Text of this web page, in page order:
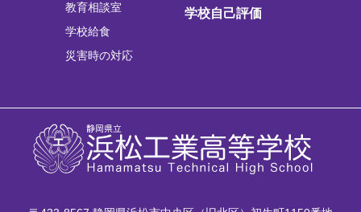
教育相談室
学校給食
災害時の対応
学校自己評価